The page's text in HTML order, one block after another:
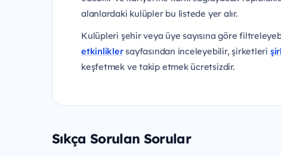
alanlardaki kulüpler bu listede yer alır.
Kulüpleri şehir veya üye sayısına göre
etkinliklersayfasından inceleyebilir, şirketleri
keşfetmek ve takip etmek ücretsizdir.
Sıkça Sorulan Sorular